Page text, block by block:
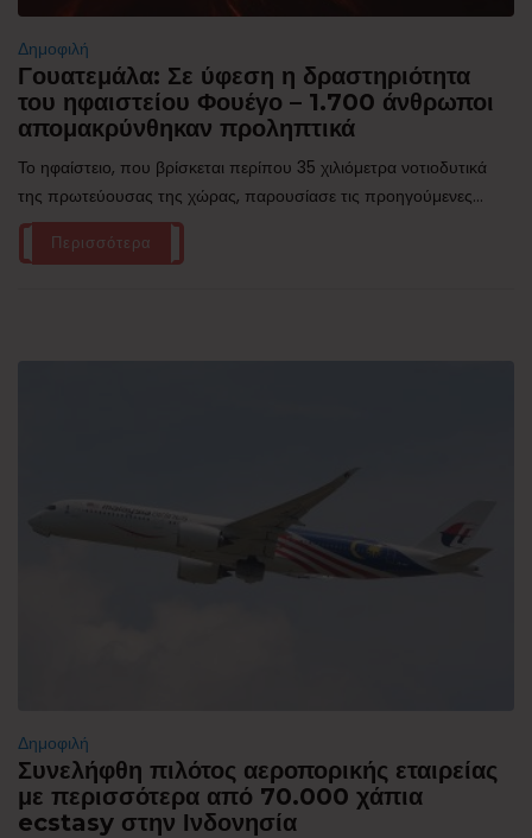
Δημοφιλή
Γουατεμάλα: Σε ύφεση η δραστηριότητα
του ηφαιστείου Φουέγο – 1.700 άνθρωποι
απομακρύνθηκαν προληπτικά
Το ηφαίστειο, που βρίσκεται περίπου 35 χιλιόμετρα νοτιοδυτικά
της πρωτεύουσας της χώρας, παρουσίασε τις προηγούμενες...
Περισσότερα
Δημοφιλή
Συνελήφθη πιλότος αεροπορικής εταιρείας
με περισσότερα από 70.000 χάπια
ecstasy στην Ινδονησία